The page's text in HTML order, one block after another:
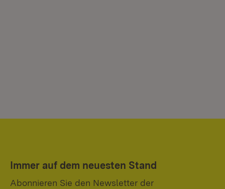
Immer auf dem neuesten Stand
Abonnieren Sie den Newsletter der